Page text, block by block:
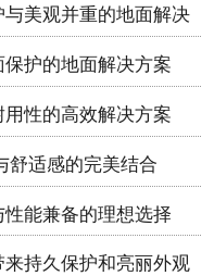
美观并重的地面解决
护的地面解决方案
性的高效解决方案
舒适感的完美结合
能兼备的理想选择
持久保护和亮丽外观